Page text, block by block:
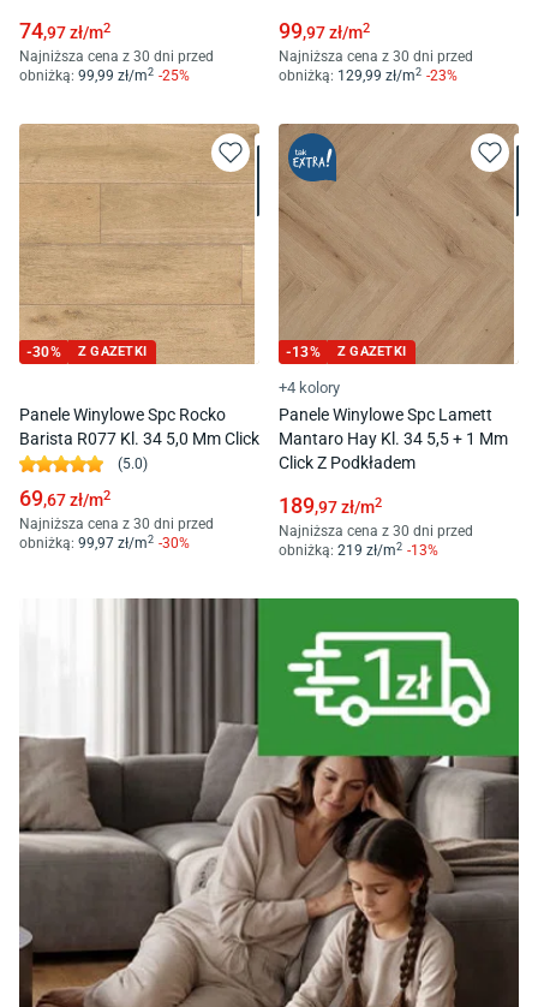
74,97zł/m2
Najniższa cena z 30 dni przed
obniżką: 99,99 zł/m2 -25%
99,97zł/m2
Najniższa cena z 30 dni przed
obniżką: 129,99 zł/m2 -23%
-30% Z GAZETKI
Panele Winylowe Spc Rocko
Barista R077 Kl. 34 5,0 Mm Click
(5.0)
69,67zł/m2
Najniższa cena z 30 dni przed
obniżką: 99,97 zł/m2 -30%
-13% Z GAZETKI
+4 kolory
Panele Winylowe Spc Lamett
Mantaro Hay Kl. 34 5,5 + 1 Mm
Click Z Podkładem
189,97zł/m2
Najniższa cena z 30 dni przed
obniżką: 219 zł/m2 -13%